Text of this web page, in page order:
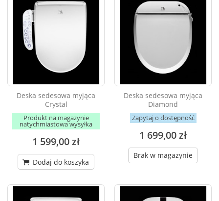
Deska sedesowa myjąca
Crystal
Produkt na magazynie
natychmiastowa wysyłka
1 599,00 zł
Dodaj do koszyka
Deska sedesowa myjąca
Diamond
Zapytaj o dostępność
1 699,00 zł
Brak w magazynie